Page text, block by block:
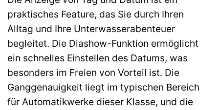
praktisches Feature, das Sie durch Ihren
Alltag und Ihre Unterwasserabenteuer
begleitet. Die Diashow-Funktion ermöglicht
ein schnelles Einstellen des Datums, was
besonders im Freien von Vorteil ist. Die
Ganggenauigkeit liegt im typischen Bereich
für Automatikwerke dieser Klasse, und die